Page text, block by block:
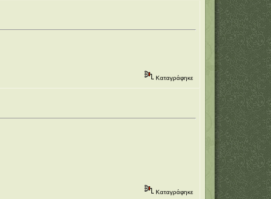
Καταγράφηκε
Καταγράφηκε